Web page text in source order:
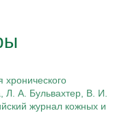
А. Бульвахтер, В. И.
журнал кожных и